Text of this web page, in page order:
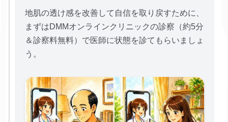
地肌の透け感を改善して自信を取り戻すために、
まずはDMMオンラインクリニックの診察（約5分
＆診察料無料）で医師に状態を診てもらいましょ
う。